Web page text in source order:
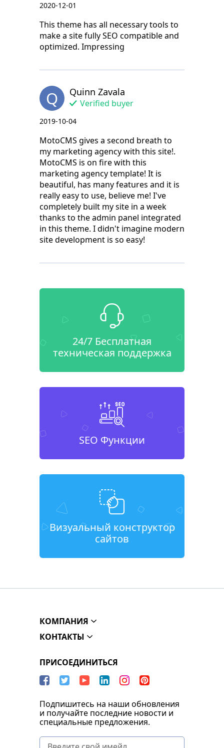
2020-12-01
This theme has all necessary tools to
make a site fully SEO compatible and
optimized. Impressing
Q Quinn Zavala
Verified buyer
2019-10-04
MotoCMS gives a second breath to
my marketing agency with this site!.
MotoCMS is on fire with this
marketing agency template! It is
beautiful, has many features and it is
really easy to use, believe me! I've
completely built my site in a week
thanks to the admin panel integrated
in this theme. I didn't imagine modern
site development is so easy!
24/7 Бесплатная
техническая поддержка
SEO Функции
Визуальный конструктор
сайтов
КОМПАНИЯ
КОНТАКТЫ
ПРИСОЕДИНИТЬСЯ
Подпишитесь на наши обновления
и получайте последние новости и
специальные предложения.